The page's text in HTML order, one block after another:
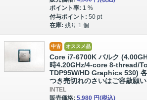
ポイント率: 1 %
付与ポイント: 50 pt
在庫: 残り 1 個
中古 オススメ品
Core i7-6700K バルク
時4.20GHz/4-core 8-thread/
TDP95W/HD Graphics 530)
つき売切れのさいはご容赦願い
INTEL
販売価格: 5,980 円(税込)